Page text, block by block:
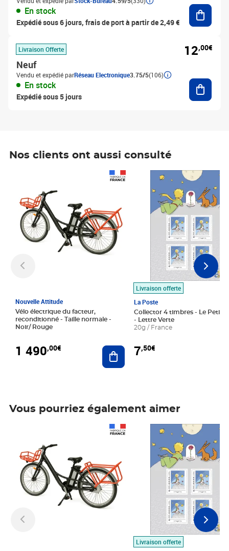
En stock
Expédié sous 6 jours, frais de port à partir de 2,49 €
Livraison Offerte
Neuf
Vendu et expédié parRéseau Electronique3.75/5(106)
En stock
Expédié sous 5 jours
12,00€
Nos clients ont aussi consulté
Nouvelle Attitude
Vélo électrique du facteur,
reconditionné - Taille normale -
Noir/ Rouge
1 490,00€ Ajouter au panier
Livraison offerte
La Poste
Collector 4 timbres - Le Petit
- Lettre Verte
20g / France
7,50€
Prix 7,50€
Vous pourriez également aimer
Livraison offerte
Prix 7,50€